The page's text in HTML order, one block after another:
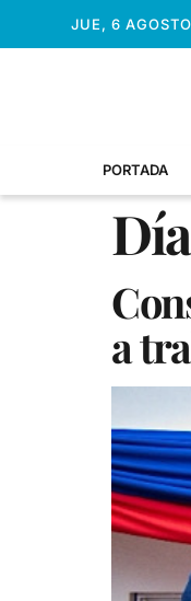
JUE, 6
PORTADA
a